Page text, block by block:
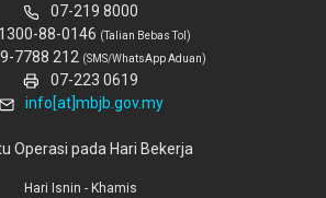
07-219 8000
1300-88-0146 (Talian Bebas Tol)
7788 212 (SMS/WhatsApp Aduan)
07-223 0619
info[at]mbjb.gov.my
Operasi pada Hari Bekerja
Hari Isnin - Khamis